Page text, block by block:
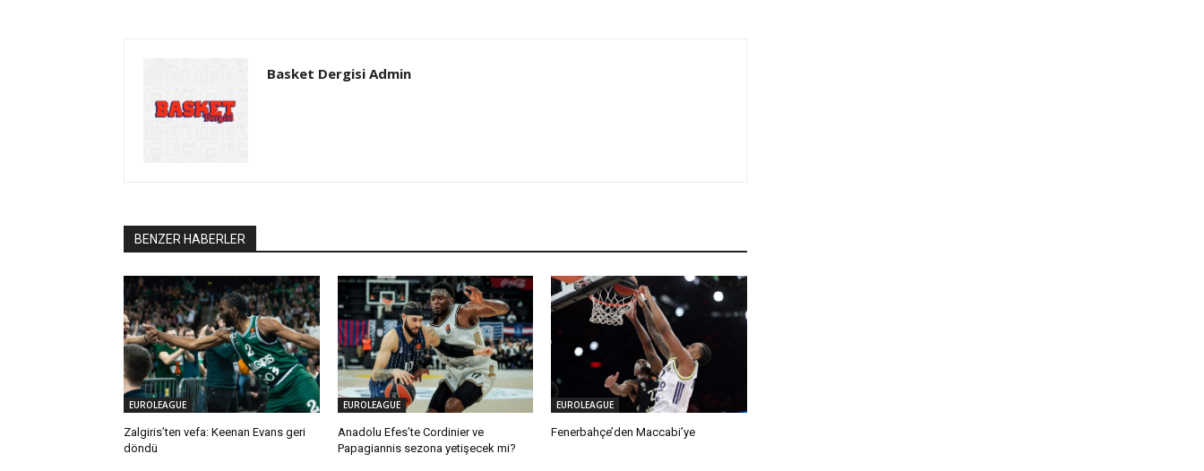
Basket Dergisi Admin
BENZER HABERLER
EUROLEAGUE
Zalgiris’ten vefa: Keenan Evans geri
döndü
EUROLEAGUE
Anadolu Efes’te Cordinier ve
Papagiannis sezona yetişecek mi?
EUROLEAGUE
Fenerbahçe’den Maccabi’ye